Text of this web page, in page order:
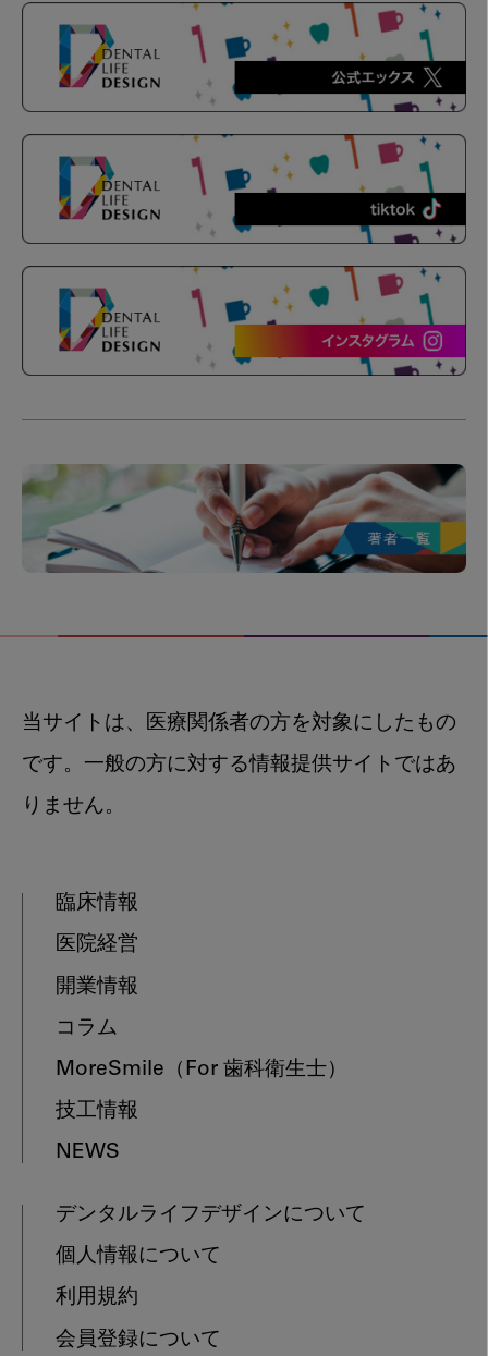
当サイトは、医療関係者の方を対象にしたもの
です。一般の方に対する情報提供サイトではあ
りません。
臨床情報
医院経営
開業情報
コラム
MoreSmile （For 歯科衛生士）
技工情報
NEWS
デンタルライフデザインについて
個人情報について
利用規約
会員登録について